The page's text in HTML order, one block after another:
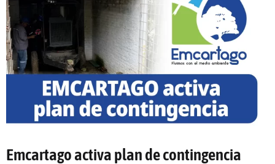
Emcartago activa plan de contingencia